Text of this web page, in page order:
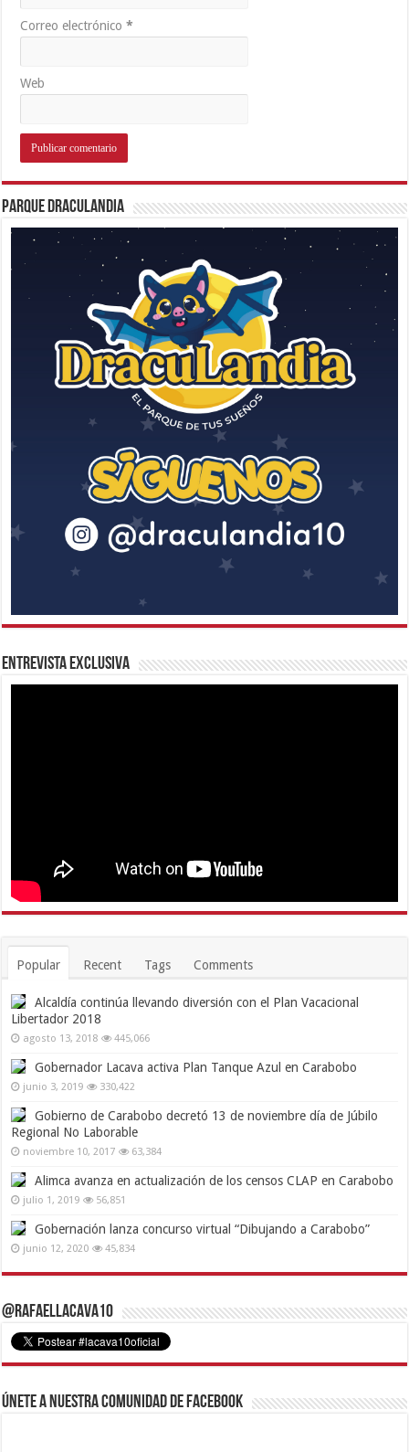
Correo electrónico*
Web
Parque Draculandia
Entrevista Exclusiva
Popular Recent Tags Comments
Alcaldía continúa llevando diversión con el Plan Vacacional
Libertador 2018
agosto 13, 2018 445,066
Gobernador Lacava activa Plan Tanque Azul en Carabobo
junio 3, 2019 330,422
Gobierno de Carabobo decretó 13 de noviembre día de Júbilo
Regional No Laborable
noviembre 10, 2017 63,384
Alimca avanza en actualización de los censos CLAP en Carabobo
julio 1, 2019 56,851
Gobernación lanza concurso virtual “Dibujando a Carabobo”
junio 12, 2020 45,834
@RafaelLacava10
Únete a nuestra comunidad de Facebook